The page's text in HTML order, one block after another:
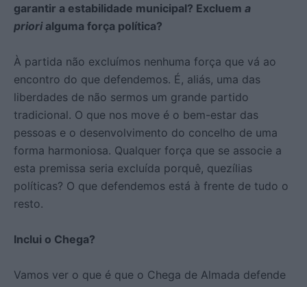
garantir a estabilidade municipal? Excluem a
priori alguma força política?
À partida não excluímos nenhuma força que vá ao
encontro do que defendemos. É, aliás, uma das
liberdades de não sermos um grande partido
tradicional. O que nos move é o bem-estar das
pessoas e o desenvolvimento do concelho de uma
forma harmoniosa. Qualquer força que se associe a
esta premissa seria excluída porquê, quezílias
políticas? O que defendemos está à frente de tudo o
resto.
Inclui o Chega?
Vamos ver o que é que o Chega de Almada defende